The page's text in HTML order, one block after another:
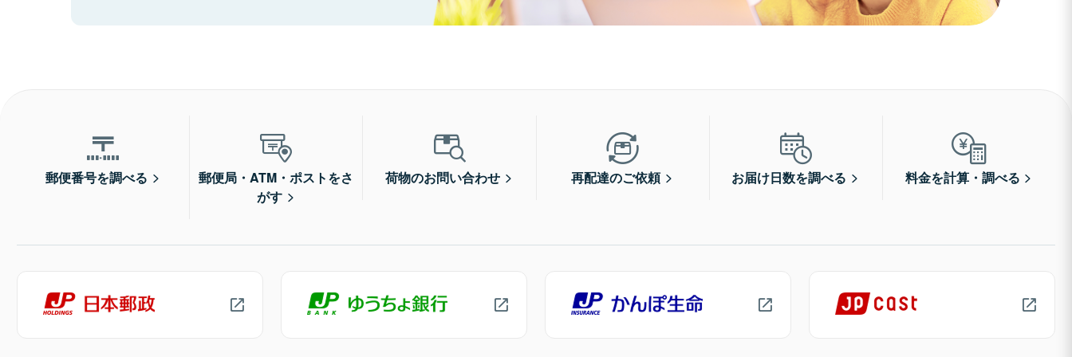
郵便番号を調べる
郵便局・ATM・ポストをさ
がす
荷物のお問い合わせ 再配達のご依頼 お届け日数を調べる 料金を計算・調べる